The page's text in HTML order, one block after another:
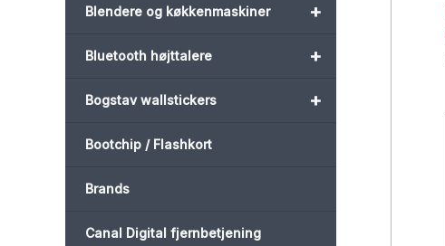
+
Blendere og køkkenmaskiner
+
Bluetooth højttalere
+
Bogstav wallstickers
Bootchip / Flashkort
Brands
Canal Digital fjernbetjening